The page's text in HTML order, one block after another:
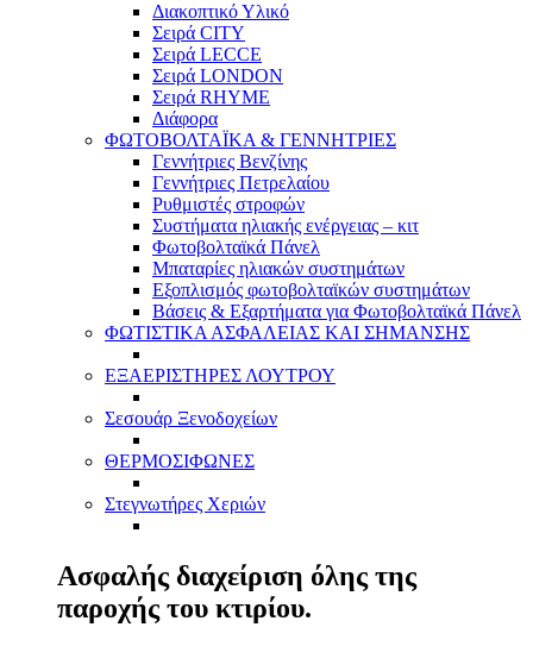
Διακοπτικό Υλικό
Σειρά CITY
Σειρά LECCE
Σειρά LONDON
Σειρά RHYME
Διάφορα
ΦΩΤΟΒΟΛΤΑΪΚΑ & ΓΕΝΝΗΤΡΙΕΣ
Γεννήτριες Βενζίνης
Γεννήτριες Πετρελαίου
Ρυθμιστές στροφών
Συστήματα ηλιακής ενέργειας – κιτ
Φωτοβολταϊκά Πάνελ
Μπαταρίες ηλιακών συστημάτων
Εξοπλισμός φωτοβολταϊκών συστημάτων
Βάσεις & Εξαρτήματα για Φωτοβολταϊκά Πάνελ
ΦΩΤΙΣΤΙΚΑ ΑΣΦΑΛΕΙΑΣ ΚΑΙ ΣΗΜΑΝΣΗΣ
ΕΞΑΕΡΙΣΤΗΡΕΣ ΛΟΥΤΡΟΥ
Σεσουάρ Ξενοδοχείων
ΘΕΡΜΟΣΙΦΩΝΕΣ
Στεγνωτήρες Χεριών
Ασφαλής διαχείριση όλης της
παροχής του κτιρίου.